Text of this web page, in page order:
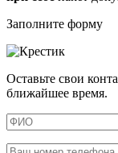
Заполните форму
Оставьте свои
ближайшее время.